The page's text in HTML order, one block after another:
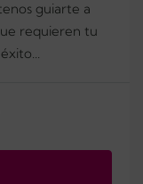
guiarte a
requieren tu